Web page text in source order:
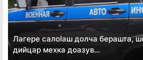
Лагере салоӏаш долча берашта,
дийцар мехка доазув...